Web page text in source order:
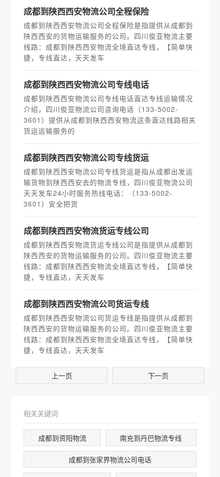
​成都到陕西西安物流公司全程保险
成都到陕西西安物流公司全程保险是指提供从成都到
陕西西安的货物运输服务的公司。四川俊亚物流主要
线路：成都到陕西西安物流全境直达专线，【简单快
捷，专线直达，天天发车
​成都到陕西西安物流公司专线电话
成都到陕西西安物流公司专线电话直达专线运输情况
介绍，四川俊亚物流公司咨询电话（133-5002-
3601）提供从成都到陕西西安物流这条直达线路相关
货运运输服务的
​成都到陕西西安物流公司专线货运
成都到陕西西安物流公司专线货运是指从成都出发运
输货物到陕西西安去的物流专线，四川俊亚物流公司
天天发车24小时服务热线电话：（133-5002-
3601）安全把货
​成都到陕西西安物流货运专线公司
成都到陕西西安物流货运专线公司是指提供从成都到
陕西西安的货物运输服务的公司。四川俊亚物流主要
线路：成都到陕西西安物流全境直达专线，【简单快
捷，专线直达，天天发车
​成都到陕西西安物流公司货运专线
成都到陕西西安物流公司货运专线是指提供从成都到
陕西西安的货物运输服务的公司。四川俊亚物流主要
线路：成都到陕西西安物流全境直达专线，【简单快
捷，专线直达，天天发车
上一页 下一页
相关关键词
成都到资阳物流 南充到丹巴物流专线
成都到张家界物流公司电话